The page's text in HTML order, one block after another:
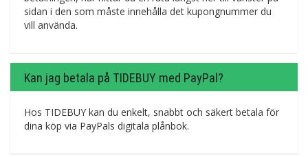
sidan i den som måste innehålla det kupongnummer du
vill använda.
Kan jag betala på TIDEBUY med PayPal?
Hos TIDEBUY kan du enkelt, snabbt och säkert betala för
dina köp via PayPals digitala plånbok.